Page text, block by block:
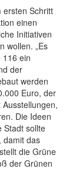
ersten Schritt
einen
Initiativen
wollen. „Es
116 ein
der
werden
Euro, der
Die Ideen
Stadt sollte
damit das
die Grüne
der Grünen